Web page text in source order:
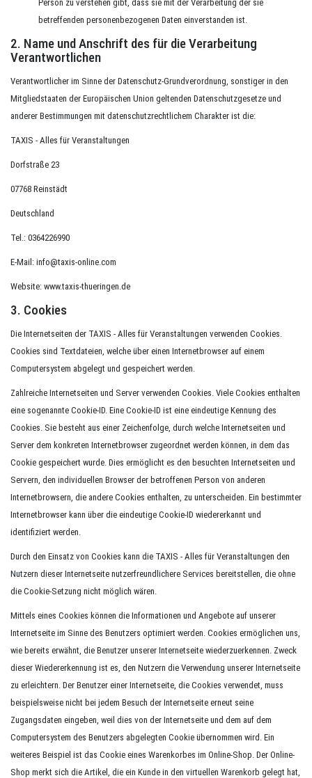
Person zu verstehen gibt, dass sie mit der Verarbeitung der sie
betreffenden personenbezogenen Daten einverstanden ist.
2. Name und Anschrift des für die Verarbeitung
Verantwortlichen
Verantwortlicher im Sinne der Datenschutz-Grundverordnung, sonstiger in den
Mitgliedstaaten der Europäischen Union geltenden Datenschutzgesetze und
anderer Bestimmungen mit datenschutzrechtlichem Charakter ist die:
TAXIS - Alles für Veranstaltungen
Dorfstraße 23
07768 Reinstädt
Deutschland
Tel.: 0364226990
E-Mail: info@taxis-online.com
Website: www.taxis-thueringen.de
3. Cookies
Die Internetseiten der TAXIS - Alles für Veranstaltungen verwenden Cookies.
Cookies sind Textdateien, welche über einen Internetbrowser auf einem
Computersystem abgelegt und gespeichert werden.
Zahlreiche Internetseiten und Server verwenden Cookies. Viele Cookies enthalten
eine sogenannte Cookie-ID. Eine Cookie-ID ist eine eindeutige Kennung des
Cookies. Sie besteht aus einer Zeichenfolge, durch welche Internetseiten und
Server dem konkreten Internetbrowser zugeordnet werden können, in dem das
Cookie gespeichert wurde. Dies ermöglicht es den besuchten Internetseiten und
Servern, den individuellen Browser der betroffenen Person von anderen
Internetbrowsern, die andere Cookies enthalten, zu unterscheiden. Ein bestimmter
Internetbrowser kann über die eindeutige Cookie-ID wiedererkannt und
identifiziert werden.
Durch den Einsatz von Cookies kann die TAXIS - Alles für Veranstaltungen den
Nutzern dieser Internetseite nutzerfreundlichere Services bereitstellen, die ohne
die Cookie-Setzung nicht möglich wären.
Mittels eines Cookies können die Informationen und Angebote auf unserer
Internetseite im Sinne des Benutzers optimiert werden. Cookies ermöglichen uns,
wie bereits erwähnt, die Benutzer unserer Internetseite wiederzuerkennen. Zweck
dieser Wiedererkennung ist es, den Nutzern die Verwendung unserer Internetseite
zu erleichtern. Der Benutzer einer Internetseite, die Cookies verwendet, muss
beispielsweise nicht bei jedem Besuch der Internetseite erneut seine
Zugangsdaten eingeben, weil dies von der Internetseite und dem auf dem
Computersystem des Benutzers abgelegten Cookie übernommen wird. Ein
weiteres Beispiel ist das Cookie eines Warenkorbes im Online-Shop. Der Online-
Shop merkt sich die Artikel, die ein Kunde in den virtuellen Warenkorb gelegt hat,